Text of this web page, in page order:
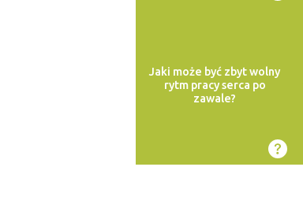
Jaki może być zbyt wolny
rytm pracy serca po
zawale?